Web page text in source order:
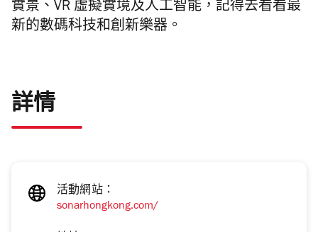
實景、VR 虛擬實境及人工智能，記得去看看最
新的數碼科技和創新樂器。
詳情
活動網站：
sonarhongkong.com/